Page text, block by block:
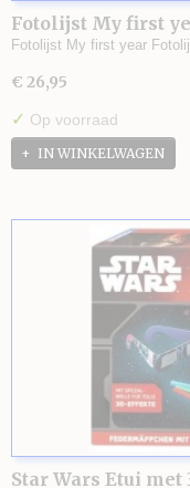
Fotolijst My first
Fotolijst My first year
€ 26,95
✓ Op voorraad
IN WINKELWAGEN
Star Wars Etui met